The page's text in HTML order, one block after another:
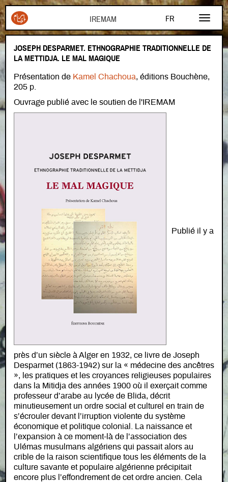
FR
EN
AR
Aller au contenu principal
​​​​​​​JOSEPH DESPARMET. ETHNOGRAPHIE TRADITIONNELLE DE
LA METTIDJA. LE MAL MAGIQUE
Présentation de Kamel Chachoua, éditions Bouchène,
205 p.
Ouvrage publié avec le soutien de l'IREMAM
Publié il y a
près d’un siècle à Alger en 1932, ce livre de Joseph
Desparmet (1863-1942) sur la « médecine des ancêtres
», les pratiques et les croyances religieuses populaires
dans la Mitidja des années 1900 où il exerçait comme
professeur d’arabe au lycée de Blida, décrit
minutieusement un ordre social et culturel en train de
s’écrouler devant l’irruption violente du système
économique et politique colonial. La naissance et
l’expansion à ce moment-là de l’association des
Ulémas musulmans algériens qui passait alors au
crible de la raison scientifique tous les éléments de la
culture savante et populaire algérienne précipitait
encore plus l’effondrement de cet ordre ancien. Cela